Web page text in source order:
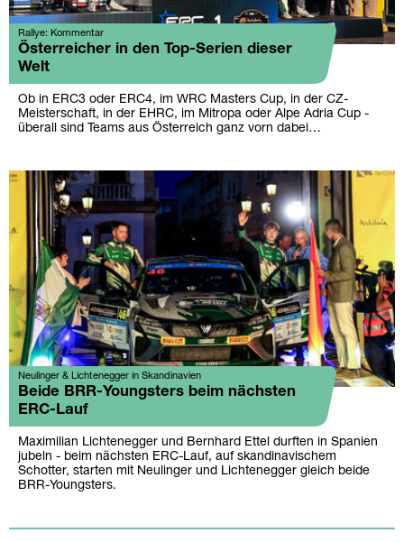
Rallye: Kommentar
Österreicher in den Top-Serien dieser
Welt
Ob in ERC3 oder ERC4, im WRC Masters Cup, in der CZ-
Meisterschaft, in der EHRC, im Mitropa oder Alpe Adria Cup -
überall sind Teams aus Österreich ganz vorn dabei…
Neulinger & Lichtenegger in Skandinavien
Beide BRR-Youngsters beim nächsten
ERC-Lauf
Maximilian Lichtenegger und Bernhard Ettel durften in Spanien
jubeln - beim nächsten ERC-Lauf, auf skandinavischem
Schotter, starten mit Neulinger und Lichtenegger gleich beide
BRR-Youngsters.